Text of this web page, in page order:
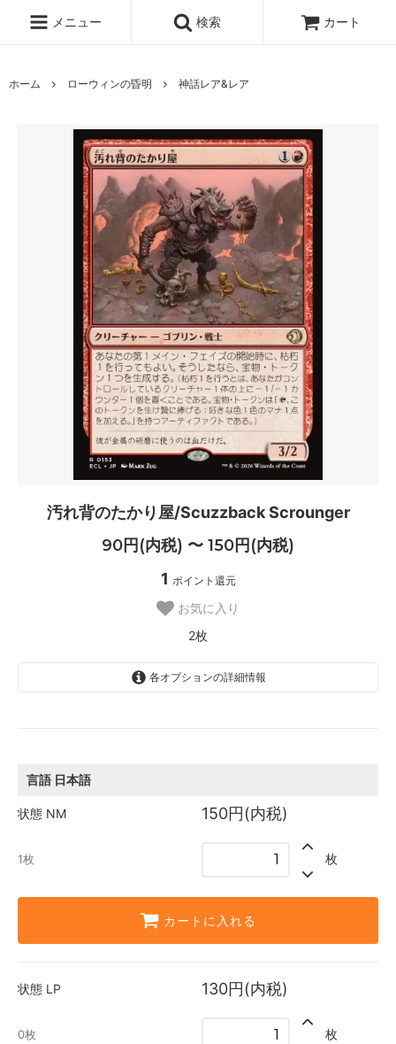
メニュー 検索 カート
ホーム ローウィンの昏明 神話レア&レア
汚れ背のたかり屋/Scuzzback Scrounger
90円(内税) 〜 150円(内税)
1 ポイント還元
お気に入り
2枚
各オプションの詳細情報
100円(内税)
SOLD OUT
言語 日本語
状態 NM 150円(内税)
1枚 枚
カートに入れる
状態 LP 130円(内税)
0枚 枚